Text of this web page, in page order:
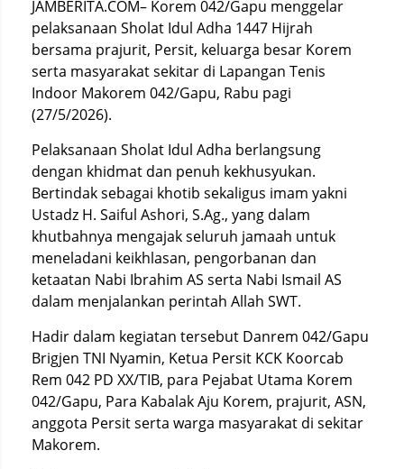
JAMBERITA.COM– Korem 042/Gapu menggelar
pelaksanaan Sholat Idul Adha 1447 Hijrah
bersama prajurit, Persit, keluarga besar Korem
serta masyarakat sekitar di Lapangan Tenis
Indoor Makorem 042/Gapu, Rabu pagi
(27/5/2026).
Pelaksanaan Sholat Idul Adha berlangsung
dengan khidmat dan penuh kekhusyukan.
Bertindak sebagai khotib sekaligus imam yakni
Ustadz H. Saiful Ashori, S.Ag., yang dalam
khutbahnya mengajak seluruh jamaah untuk
meneladani keikhlasan, pengorbanan dan
ketaatan Nabi Ibrahim AS serta Nabi Ismail AS
dalam menjalankan perintah Allah SWT.
Hadir dalam kegiatan tersebut Danrem 042/Gapu
Brigjen TNI Nyamin, Ketua Persit KCK Koorcab
Rem 042 PD XX/TIB, para Pejabat Utama Korem
042/Gapu, Para Kabalak Aju Korem, prajurit, ASN,
anggota Persit serta warga masyarakat di sekitar
Makorem.